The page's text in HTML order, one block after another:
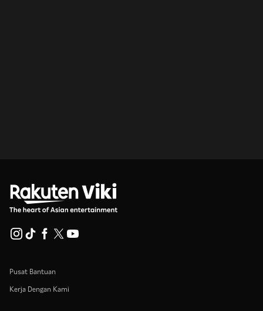
Pusat Bantuan
Kerja Dengan Kami